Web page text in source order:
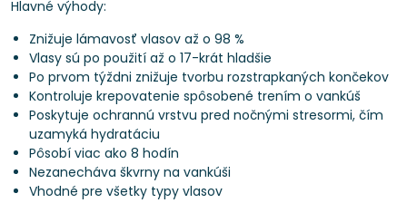
Hlavné výhody:
Znižuje lámavosť vlasov až o 98 %
Vlasy sú po použití až o 17-krát hladšie
Po prvom týždni znižuje tvorbu rozstrapkaných končekov
Kontroluje krepovatenie spôsobené trením o vankúš
Poskytuje ochrannú vrstvu pred nočnými stresormi, čím
uzamyká hydratáciu
Pôsobí viac ako 8 hodín
Nezanecháva škvrny na vankúši
Vhodné pre všetky typy vlasov